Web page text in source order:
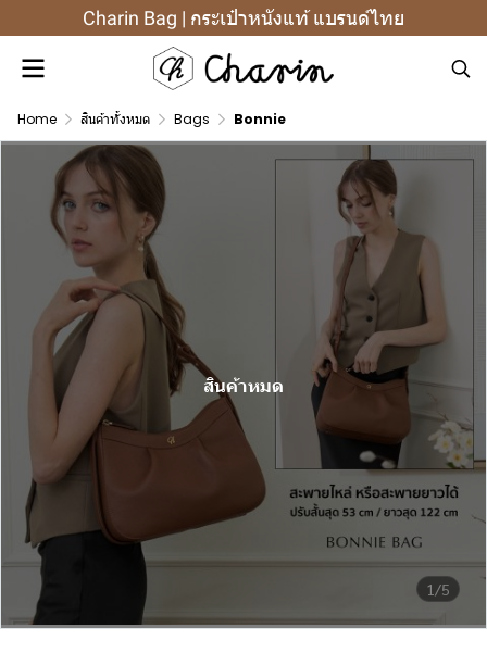
Charin Bag | กระเป๋าหนังแท้ แบรนด์ไทย
Home สินค้าทั้งหมด Bags Bonnie
1/5
สินค้าหมด